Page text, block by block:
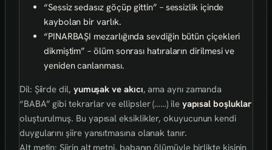
“Sessiz sedasız göçüp gittin” – sessizlik içinde
kaybolan bir varlık.
“PINARBAŞI mezarlığında sevdiğin bütün çiçekleri
dikmiştim” – ölüm sonrası hatıraların dirilmesi ve
yeniden canlanması.
Dil: Şiirde dil, yumuşak ve akıcı, ama aynı zamanda
“BABA” gibi tekrarlar ve ellipsler (……) ile yapısal boşluklar
oluşturulmuş. Bu yapısal eksiklikler, okuyucunun kendi
duygularını şiire yansıtmasına olanak tanır.
Alt metin: Şiirin alt metni, babanın ölümüyle birlikte kişinin